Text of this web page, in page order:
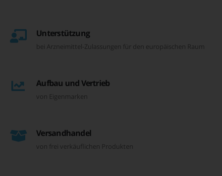
Unterstützung
bei Arzneimittel-Zulassungen für den europäischen Raum
Aufbau und Vertrieb
von Eigenmarken
Versandhandel
von frei verkäuflichen Produkten